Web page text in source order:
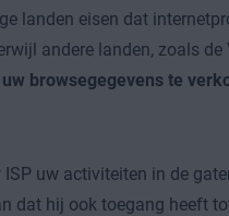
landen eisen dat
andere landen, zoals
browsegegevens te
uw activiteiten in de
dat hij ook toegang heeft